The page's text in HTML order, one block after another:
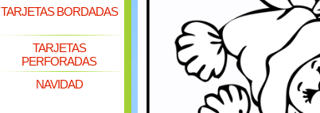
TARJETAS BORDADAS
TARJETAS
PERFORADAS
NAVIDAD